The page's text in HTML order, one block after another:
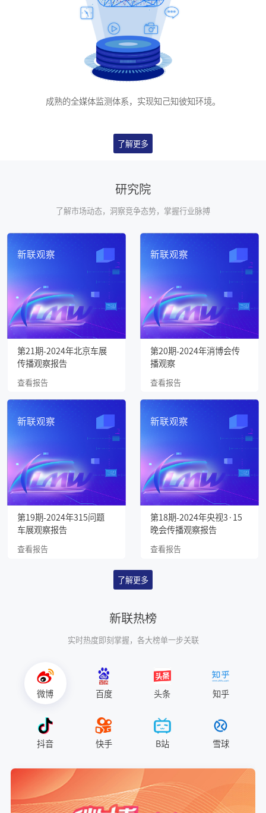
成熟的全媒体监测体系，实现知己知彼知环境。
了解更多
研究院
了解市场动态，洞察竞争态势，掌握⾏业脉搏
新联观察
第21期-2024年北京车展
传播观察报告
查看报告
新联观察
第20期-2024年消博会传
播观察
查看报告
新联观察
第19期-2024年315问题
车展观察报告
查看报告
新联观察
第18期-2024年央视3·15
晚会传播观察报告
查看报告
了解更多
新联热榜
实时热度即刻掌握，各大榜单一步关联
微博 百度 头条 知乎
抖音 快手 B站 雪球